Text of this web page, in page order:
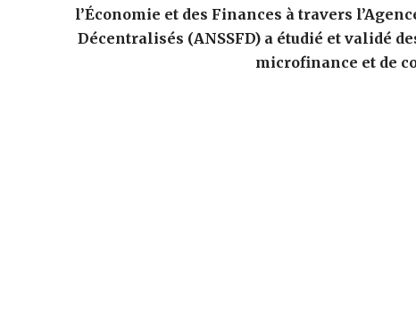
l’Économie et des Finances à travers
Décentralisés (ANSSFD) a étudié et validé
microfinance et de